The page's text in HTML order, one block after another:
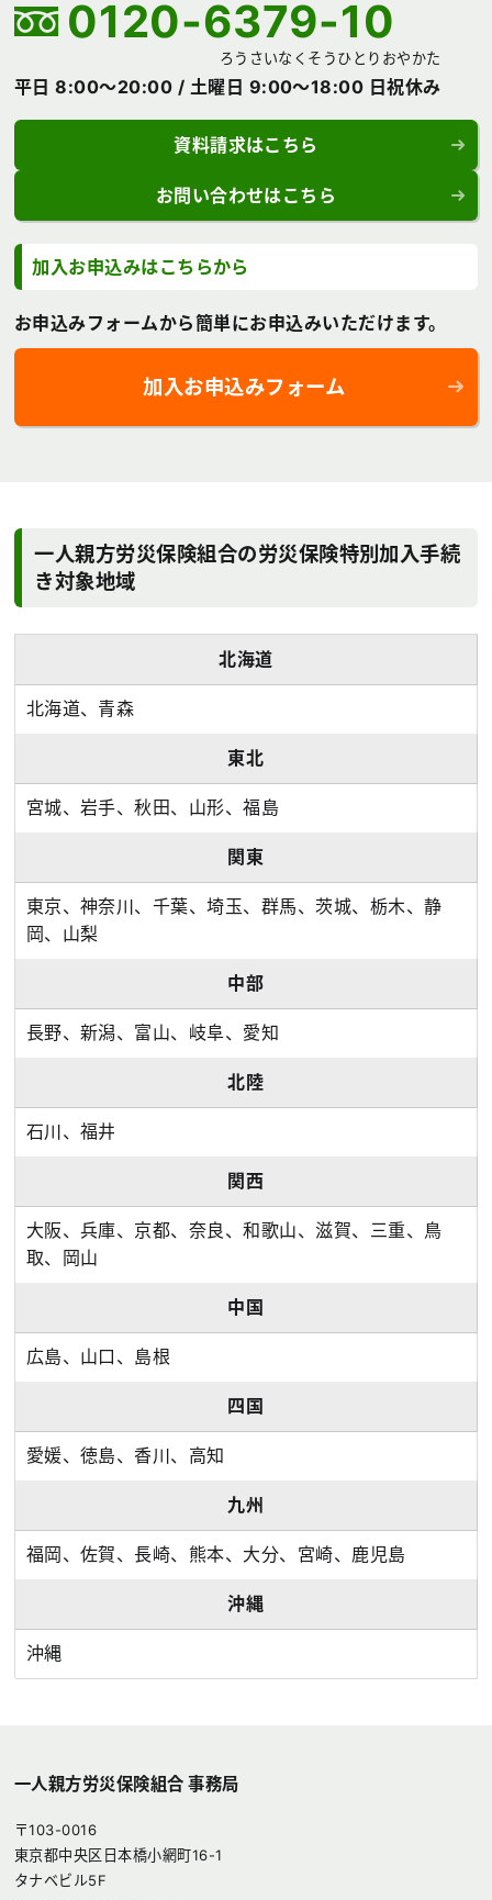
0120-6379-10
ろうさいなくそうひとりおやかた
平日 8:00～20:00 / 土曜日 9:00～18:00 日祝休み
資料請求はこちら
お問い合わせはこちら
加入お申込みはこちらから
お申込みフォームから簡単にお申込みいただけます。
加入お申込みフォーム
一人親方労災保険組合の労災保険特別加入手続
き対象地域
北海道
北海道、青森
東北
宮城、岩手、秋田、山形、福島
関東
東京、神奈川、千葉、埼玉、群馬、茨城、栃木、静
岡、山梨
中部
長野、新潟、富山、岐阜、愛知
北陸
石川、福井
関西
大阪、兵庫、京都、奈良、和歌山、滋賀、三重、鳥
取、岡山
中国
広島、山口、島根
四国
愛媛、徳島、香川、高知
九州
福岡、佐賀、長崎、熊本、大分、宮崎、鹿児島
沖縄
沖縄
一人親方労災保険組合 事務局
〒103-0016
東京都中央区日本橋小網町16-1
タナベビル5F